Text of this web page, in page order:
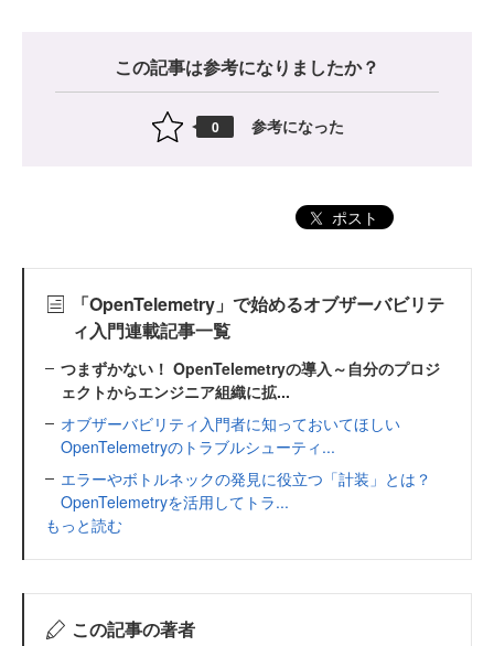
この記事は参考になりましたか？
0 参考になった
ポスト
「OpenTelemetry」で始めるオブザーバビリテ
ィ入門連載記事一覧
つまずかない！ OpenTelemetryの導入～自分のプロジ
ェクトからエンジニア組織に拡...
オブザーバビリティ入門者に知っておいてほしい
OpenTelemetryのトラブルシューティ...
エラーやボトルネックの発見に役立つ「計装」とは？
OpenTelemetryを活用してトラ...
もっと読む
この記事の著者